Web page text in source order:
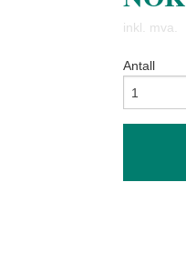
inkl. mva.
Antall